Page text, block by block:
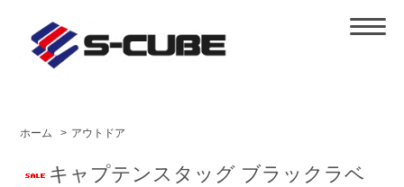
ホーム > アウトドア
キャプテンスタッグ ブラックラベ